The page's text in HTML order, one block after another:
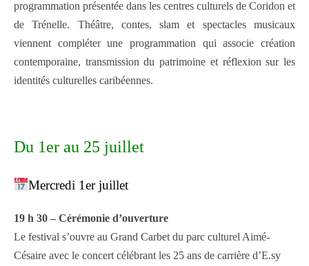
programmation présentée dans les centres culturels de Coridon et
de Trénelle. Théâtre, contes, slam et spectacles musicaux
viennent compléter une programmation qui associe création
contemporaine, transmission du patrimoine et réflexion sur les
identités culturelles caribéennes.
Du 1er au 25 juillet
Mercredi 1er juillet
19 h 30 – Cérémonie d’ouverture
Le festival s’ouvre au Grand Carbet du parc culturel Aimé-
Césaire avec le concert célébrant les 25 ans de carrière d’E.sy